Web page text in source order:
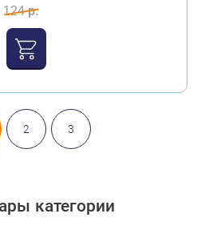
124 р.
2 3
категории